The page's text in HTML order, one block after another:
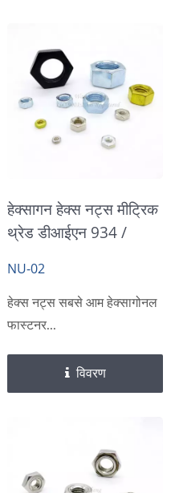
हेक्सागन हेक्स नट्स मीट्रिक
थ्रेड डीआईएन 934 /
NU-02
हेक्स नट्स सबसे आम हेक्सागोनल
फास्टनर...
विवरण